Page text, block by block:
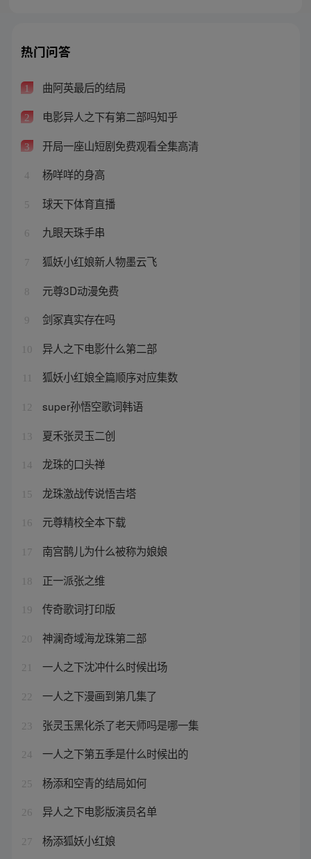
热门问答
1 曲阿英最后的结局
2 电影异人之下有第二部吗知乎
3 开局一座山短剧免费观看全集高清
4 杨咩咩的身高
5 球天下体育直播
6 九眼天珠手串
7 狐妖小红娘新人物墨云飞
8 元尊3D动漫免费
9 剑冢真实存在吗
10 异人之下电影什么第二部
狐妖小红娘全篇顺序对应集数
12 super孙悟空歌词韩语
13 夏禾张灵玉二创
14 龙珠的口头禅
15 龙珠激战传说悟吉塔
16 元尊精校全本下载
17 南宫鹊儿为什么被称为娘娘
18 正一派张之维
19 传奇歌词打印版
20 神澜奇域海龙珠第二部
21 一人之下沈冲什么时候出场
22 一人之下漫画到第几集了
23 张灵玉黑化杀了老天师吗是哪一集
24 一人之下第五季是什么时候出的
25 杨添和空青的结局如何
26 异人之下电影版演员名单
27 杨添狐妖小红娘